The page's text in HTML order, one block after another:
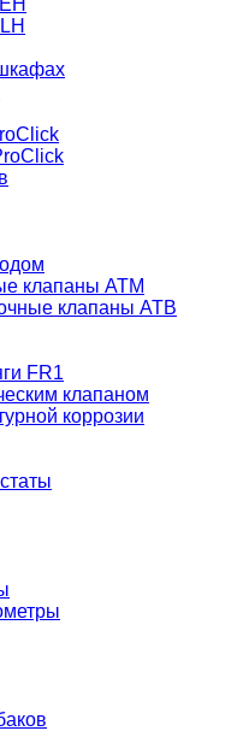
клапаны ATM
клапаны ATB
FR1
клапаном
коррозии